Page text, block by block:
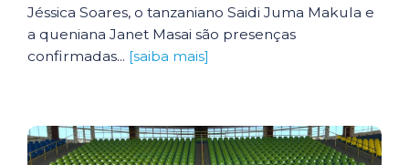
Jéssica Soares, o tanzaniano Saidi Juma Makula e
a queniana Janet Masai são presenças
confirmadas... [saiba mais]